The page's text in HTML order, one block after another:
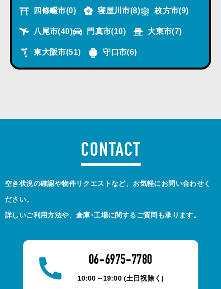
四條畷市(0) 寝屋川市(8) 枚方市(9)
八尾市(40) 門真市(10) 大東市(7)
東大阪市(51) 守口市(6)
CONTACT
空き状況の確認や物件リクエストなど、お気軽にお問い合わせく
ださい。
詳しいご利用方法や、倉庫･工場に関するご質問も承ります。
06-6975-7780
10:00～19:00 (土日祝除く)